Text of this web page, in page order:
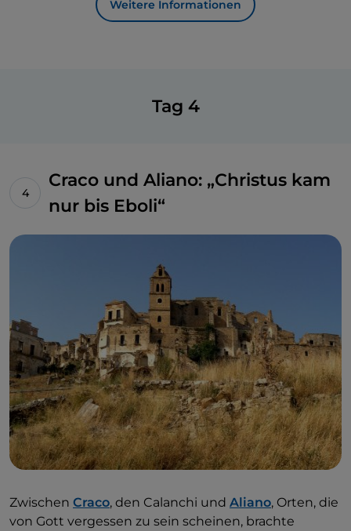
Weitere Informationen
Tag 4
Craco und Aliano: „Christus kam
nur bis Eboli“
Zwischen Craco, den Calanchi und Aliano, Orten, die
von Gott vergessen zu sein scheinen, brachte